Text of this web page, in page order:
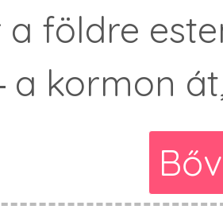
a földre
a kormon